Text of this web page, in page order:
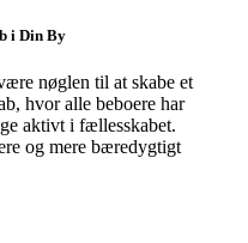
i Din By
nøglen til at skabe et
hvor alle beboere har
aktivt i fællesskabet.
og mere bæredygtigt